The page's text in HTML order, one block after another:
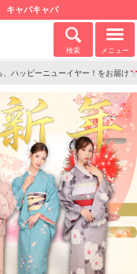
キャバキャバ
検索 メニュー
、ハッピーニューイヤー！をお届け